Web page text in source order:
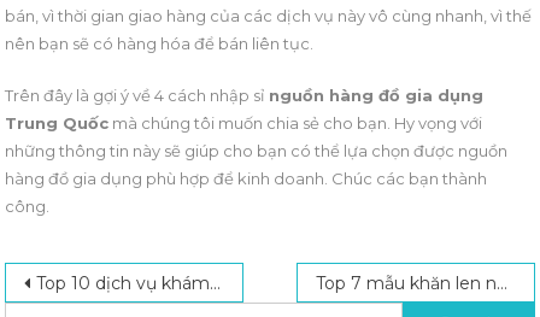
bán, vì thời gian giao hàng của các dịch vụ này vô cùng nhanh, vì thế
nên bạn sẽ có hàng hóa để bán liên tục.
Trên đây là gợi ý về 4 cách nhập sỉ nguồn hàng đồ gia dụng
Trung Quốc mà chúng tôi muốn chia sẻ cho bạn. Hy vọng với
những thông tin này sẽ giúp cho bạn có thể lựa chọn được nguồn
hàng đồ gia dụng phù hợp để kinh doanh. Chúc các bạn thành
công.
Post navigation
Top 10 dịch vụ khám bệnh tại nhà chất lượng TP.HCM Top 7 mẫu khăn len nội địa Trung ”hot trend” năm 2022
Search for: